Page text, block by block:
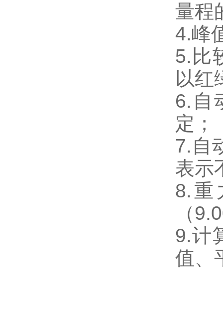
量程
4.峰
5.比
以红
6.自
定；
7.自
表示
8.重
（
9.计
值、